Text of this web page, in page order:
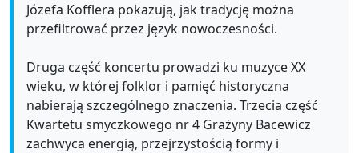
Józefa Kofflera pokazują, jak tradycję można
przefiltrować przez język nowoczesności.
Druga część koncertu prowadzi ku muzyce XX
wieku, w której folklor i pamięć historyczna
nabierają szczególnego znaczenia. Trzecia część
Kwartetu smyczkowego nr 4 Grażyny Bacewicz
zachwyca energią, przejrzystością formy i